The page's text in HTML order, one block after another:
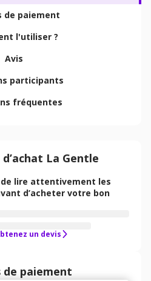
de paiement
l'utiliser ?
Avis
participants
fréquentes
La Gentle
de lire attentivement les
d’acheter votre bon
un devis
de paiement